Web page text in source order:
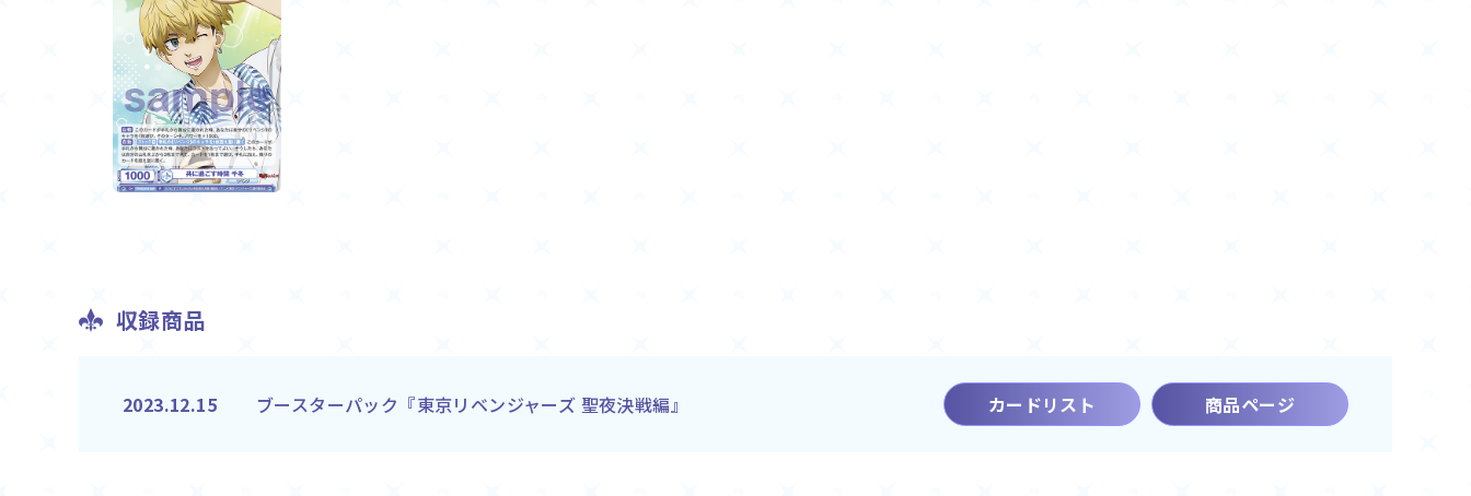
収録商品
2023.12.15 ブースターパック『東京リベンジャーズ 聖夜決戦編』 カードリスト 商品ページ